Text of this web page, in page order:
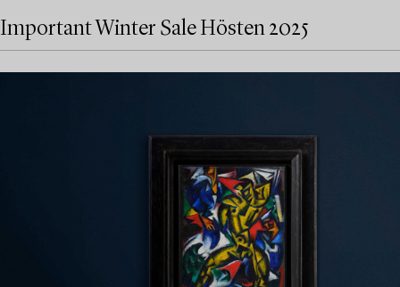
Important Winter Sale Hösten 2025